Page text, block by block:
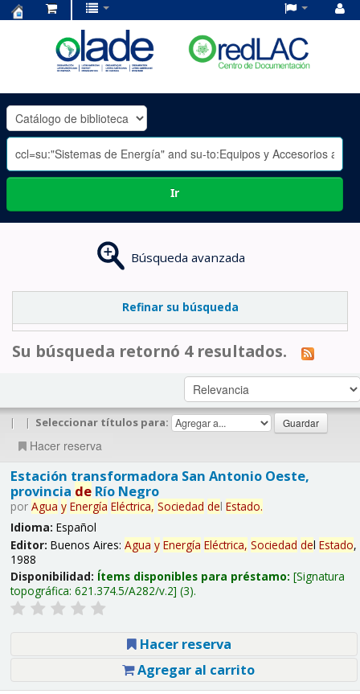
OLADE
-
Ir
Búsqueda avanzada
Refinar su búsqueda
Su búsqueda retornó 4 resultados.
| | Seleccionar títulos para:
Hacer reserva
Estación transformadora San Antonio Oeste,
provincia deRío Negro
por Agua y Energía Eléctrica, Sociedad del Estado.
Idioma: Español
Editor: Buenos Aires: Agua y Energía Eléctrica, Sociedad del Estado,
1988
Disponibilidad: Ítems disponibles para préstamo: Signatura
topográfica: 621.374.5/A282/v.2 (3).
Hacer reserva
Agregar al carrito